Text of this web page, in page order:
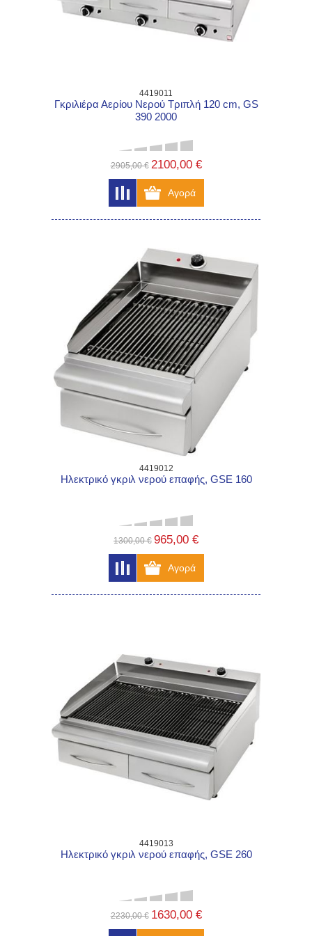
4419011
Γκριλιέρα Αερίου Νερού Τριπλή 120 cm, GS
390 2000
2905,00 € 2100,00 €
4419012
Ηλεκτρικό γκριλ νερού επαφής, GSE 160
1300,00 € 965,00 €
4419013
Ηλεκτρικό γκριλ νερού επαφής, GSE 260
2230,00 € 1630,00 €